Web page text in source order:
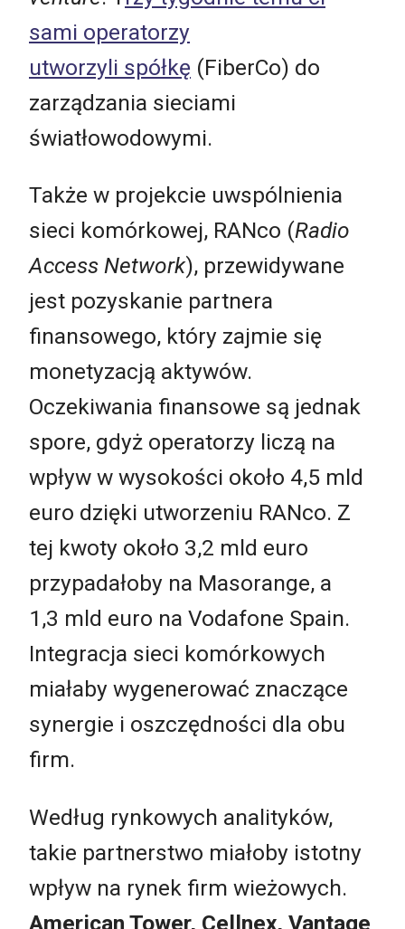
sami operatorzy
utworzyli spółkę (FiberCo) do
zarządzania sieciami
światłowodowymi.
Także w projekcie uwspólnienia
sieci komórkowej, RANco (Radio
Access Network), przewidywane
jest pozyskanie partnera
finansowego, który zajmie się
monetyzacją aktywów.
Oczekiwania finansowe są jednak
spore, gdyż operatorzy liczą na
wpływ w wysokości około 4,5 mld
euro dzięki utworzeniu RANco. Z
tej kwoty około 3,2 mld euro
przypadałoby na Masorange, a
1,3 mld euro na Vodafone Spain.
Integracja sieci komórkowych
miałaby wygenerować znaczące
synergie i oszczędności dla obu
firm.
Według rynkowych analityków,
takie partnerstwo miałoby istotny
wpływ na rynek firm wieżowych.
American Tower, Cellnex, Vantage